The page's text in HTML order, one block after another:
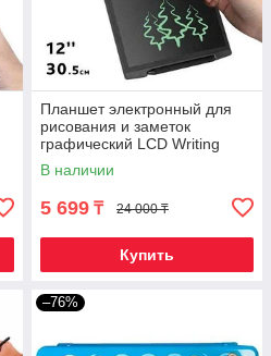
Планшет электронный для
рисования и заметок
графический LCD Writing
Tablet со стилусом (12
дюймов)
В наличии
5 699 ₸ 24 000 ₸
Купить
–76%